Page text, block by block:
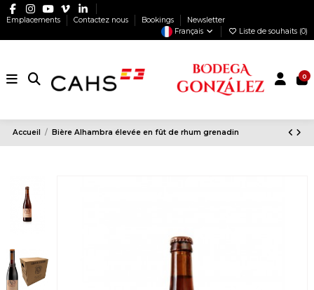
Emplacements Contactez nous Bookings
Newsletter
Français
Liste de souhaits (0)
0
Accueil Bière Alhambra élevée en fût de rhum grenadin